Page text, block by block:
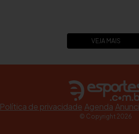
VEJA MAIS
Política de privacidade Agenda
© Copyright 2026